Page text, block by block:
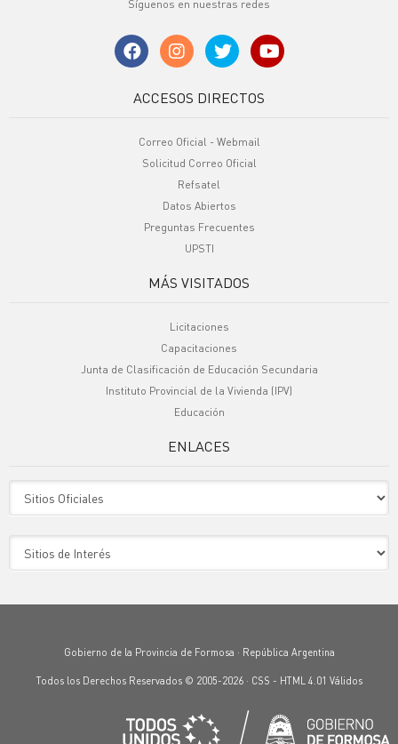
Síguenos en nuestras redes
ACCESOS DIRECTOS
Correo Oficial - Webmail
Solicitud Correo Oficial
Refsatel
Datos Abiertos
Preguntas Frecuentes
UPSTI
MÁS VISITADOS
Licitaciones
Capacitaciones
Junta de Clasificación de Educación Secundaria
Instituto Provincial de la Vivienda (IPV)
Educación
ENLACES
Gobierno de la Provincia de Formosa · República Argentina
Todos los Derechos Reservados © 2005-2026 · CSS - HTML 4.01 Válidos